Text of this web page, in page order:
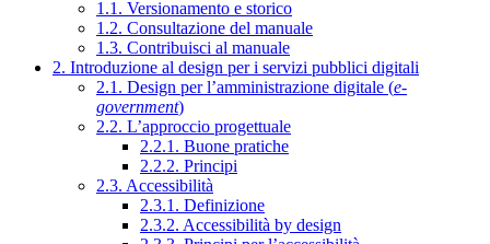
1.1. Versionamento e storico
1.2. Consultazione del manuale
1.3. Contribuisci al manuale
2. Introduzione al design per i servizi pubblici digitali
2.1. Design per l’amministrazione digitale (e-
government)
2.2. L’approccio progettuale
2.2.1. Buone pratiche
2.2.2. Principi
2.3. Accessibilità
2.3.1. Definizione
2.3.2. Accessibilità by design